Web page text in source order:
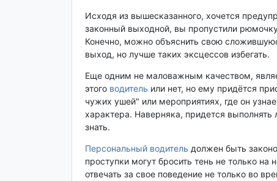
Исходя из вышесказанного, хочется
законный выходной, вы пропустили
Конечно, можно объяснить свою
выход, но лучше таких эксцессов избегать.
Еще одним не маловажным качеством,
этого водитель или нет, но ему придётся
чужих ушей" или мероприятиях, где он
характера. Наверняка, придется
знать.
Персональный водитель должен быть
проступки могут бросить тень не только на
отвечать за свое поведение не только во